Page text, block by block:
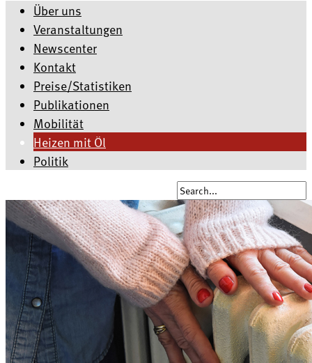
Über uns
Veranstaltungen
Newscenter
Kontakt
Preise/Statistiken
Publikationen
Mobilität
Heizen mit Öl
Politik